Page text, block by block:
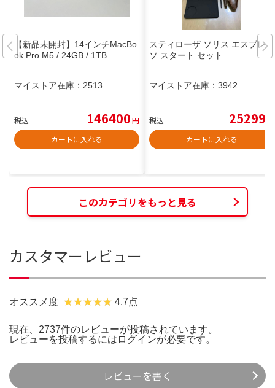
【新品未開封】14インチMacBo
ok Pro M5 / 24GB / 1TB
マイストア在庫： 2513
税込 146400円
カートに入れる
スティローザ ソリス エスプレッ
ソ スタート セット
マイストア在庫： 3942
税込 25299
カートに入れる
このカテゴリをもっと見る
カスタマーレビュー
オススメ度 4.7点
現在、2737件のレビューが投稿されています。
レビューを投稿するには ログインが必要です。
レビューを書く